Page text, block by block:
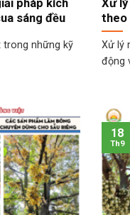
pháp kích
sáng đều
trong những kỹ
Xử
theo
Xử lý
động
18
Th9